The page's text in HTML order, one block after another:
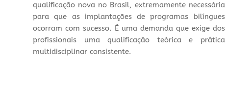
qualificação nova no Brasil, extremamente necessária
para que as implantações de programas bilíngues
ocorram com sucesso. É uma demanda que exige dos
profissionais uma qualificação teórica e prática
multidisciplinar consistente.